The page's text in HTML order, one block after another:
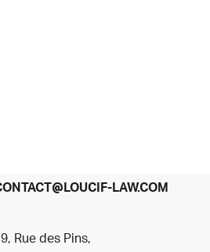
@ LOUCIF-LAW.COM
Rue des Pins,